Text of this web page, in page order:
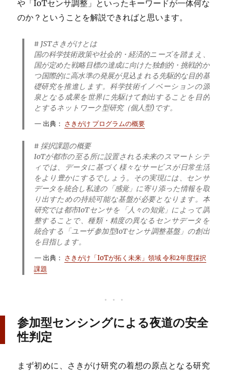
や「IoTセンサ調整」といったキーワードが一体何な
のか？ということを解説できればと思います。
# JSTさきがけとは
国の科学技術政策や社会的・経済的ニーズを踏まえ、
国が定めた戦略目標の達成に向けた独創的・挑戦的か
つ国際的に高水準の発展が見込まれる先駆的な目的基
礎研究を推進します。科学技術イノベーションの源
泉となる成果を世界に先駆けて創出することを目的
とするネットワーク型研究（個人型)です。
出典： さきがけ プログラムの概要
# 採択課題の概要
IoTが都市の至る所に設置される未来のスマートシテ
ィでは、データに基づく様々なサービスが日常生活
をより豊かにするでしょう。その実現には、センサ
データを統合し私達の「感覚」に寄り添った情報を取
り出すための持続可能な基盤が必要となります。本
研究では都市IoTセンサを「人々の知覚」によって調
整することで、種類・精度の異なるセンサデータを
統合する「ユーザ参加型IoTセンサ調整基盤」の創出
を目指します。
出典： さきがけ「IoTが拓く未来」領域 令和2年度採択
課題
参加型センシングによる夜道の安全
性判定
まず初めに、さきがけ研究の着想の原点となる研究